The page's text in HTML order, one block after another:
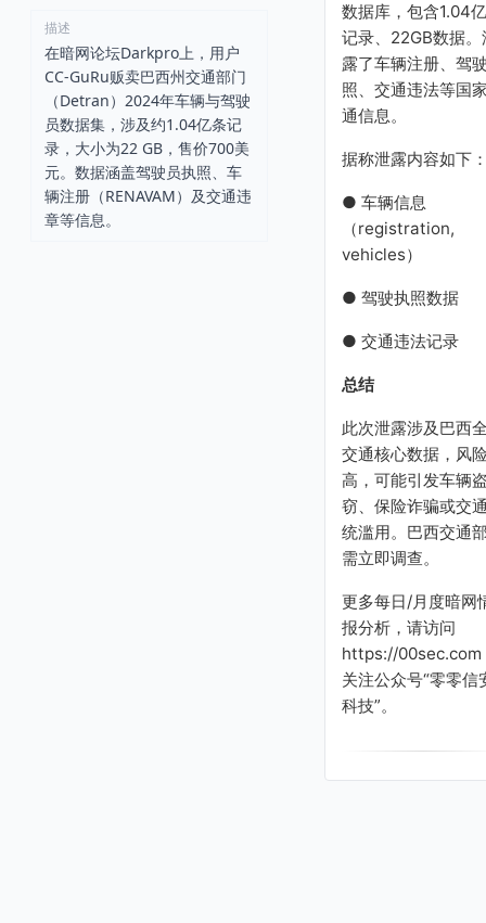
描述
在暗网论坛Darkpro上，用户
CC-GuRu贩卖巴西州交通部门
（Detran）2024年车辆与驾驶
员数据集，涉及约1.04亿条记
录，大小为22 GB，售价700美
元。数据涵盖驾驶员执照、车
辆注册（RENAVAM）及交通违
章等信息。
数据库，包含1.04
记录、22GB数据。
露了车辆注册、驾
照、交通违法等国
通信息。
据称泄露内容如下
● 车辆信息
（registration,
vehicles）
● 驾驶执照数据
● 交通违法记录
总结
此次泄露涉及巴西
交通核心数据，风
高，可能引发车辆
窃、保险诈骗或交
统滥用。巴西交通
需立即调查。
更多每日/月度暗网
报分析，请访问
https://00sec.com
关注公众号“零零信
科技”。